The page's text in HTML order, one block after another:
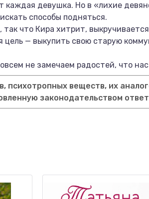
девушка. Но в «лихие
способы подняться.
что Кира хитрит,
цель — выкупить свою старую
не замечаем радостей, что
психотропных веществ, их
законодательством